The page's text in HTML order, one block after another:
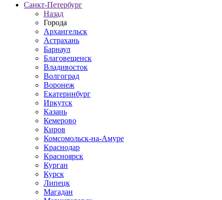
Санкт-Петербург
Назад
Города
Архангельск
Астрахань
Барнаул
Благовещенск
Владивосток
Волгоград
Воронеж
Екатеринбург
Иркутск
Казань
Кемерово
Киров
Комсомольск-на-Амуре
Краснодар
Красноярск
Курган
Курск
Липецк
Магадан